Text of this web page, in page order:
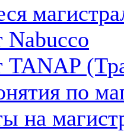
Nabucco
TANAP
по
на